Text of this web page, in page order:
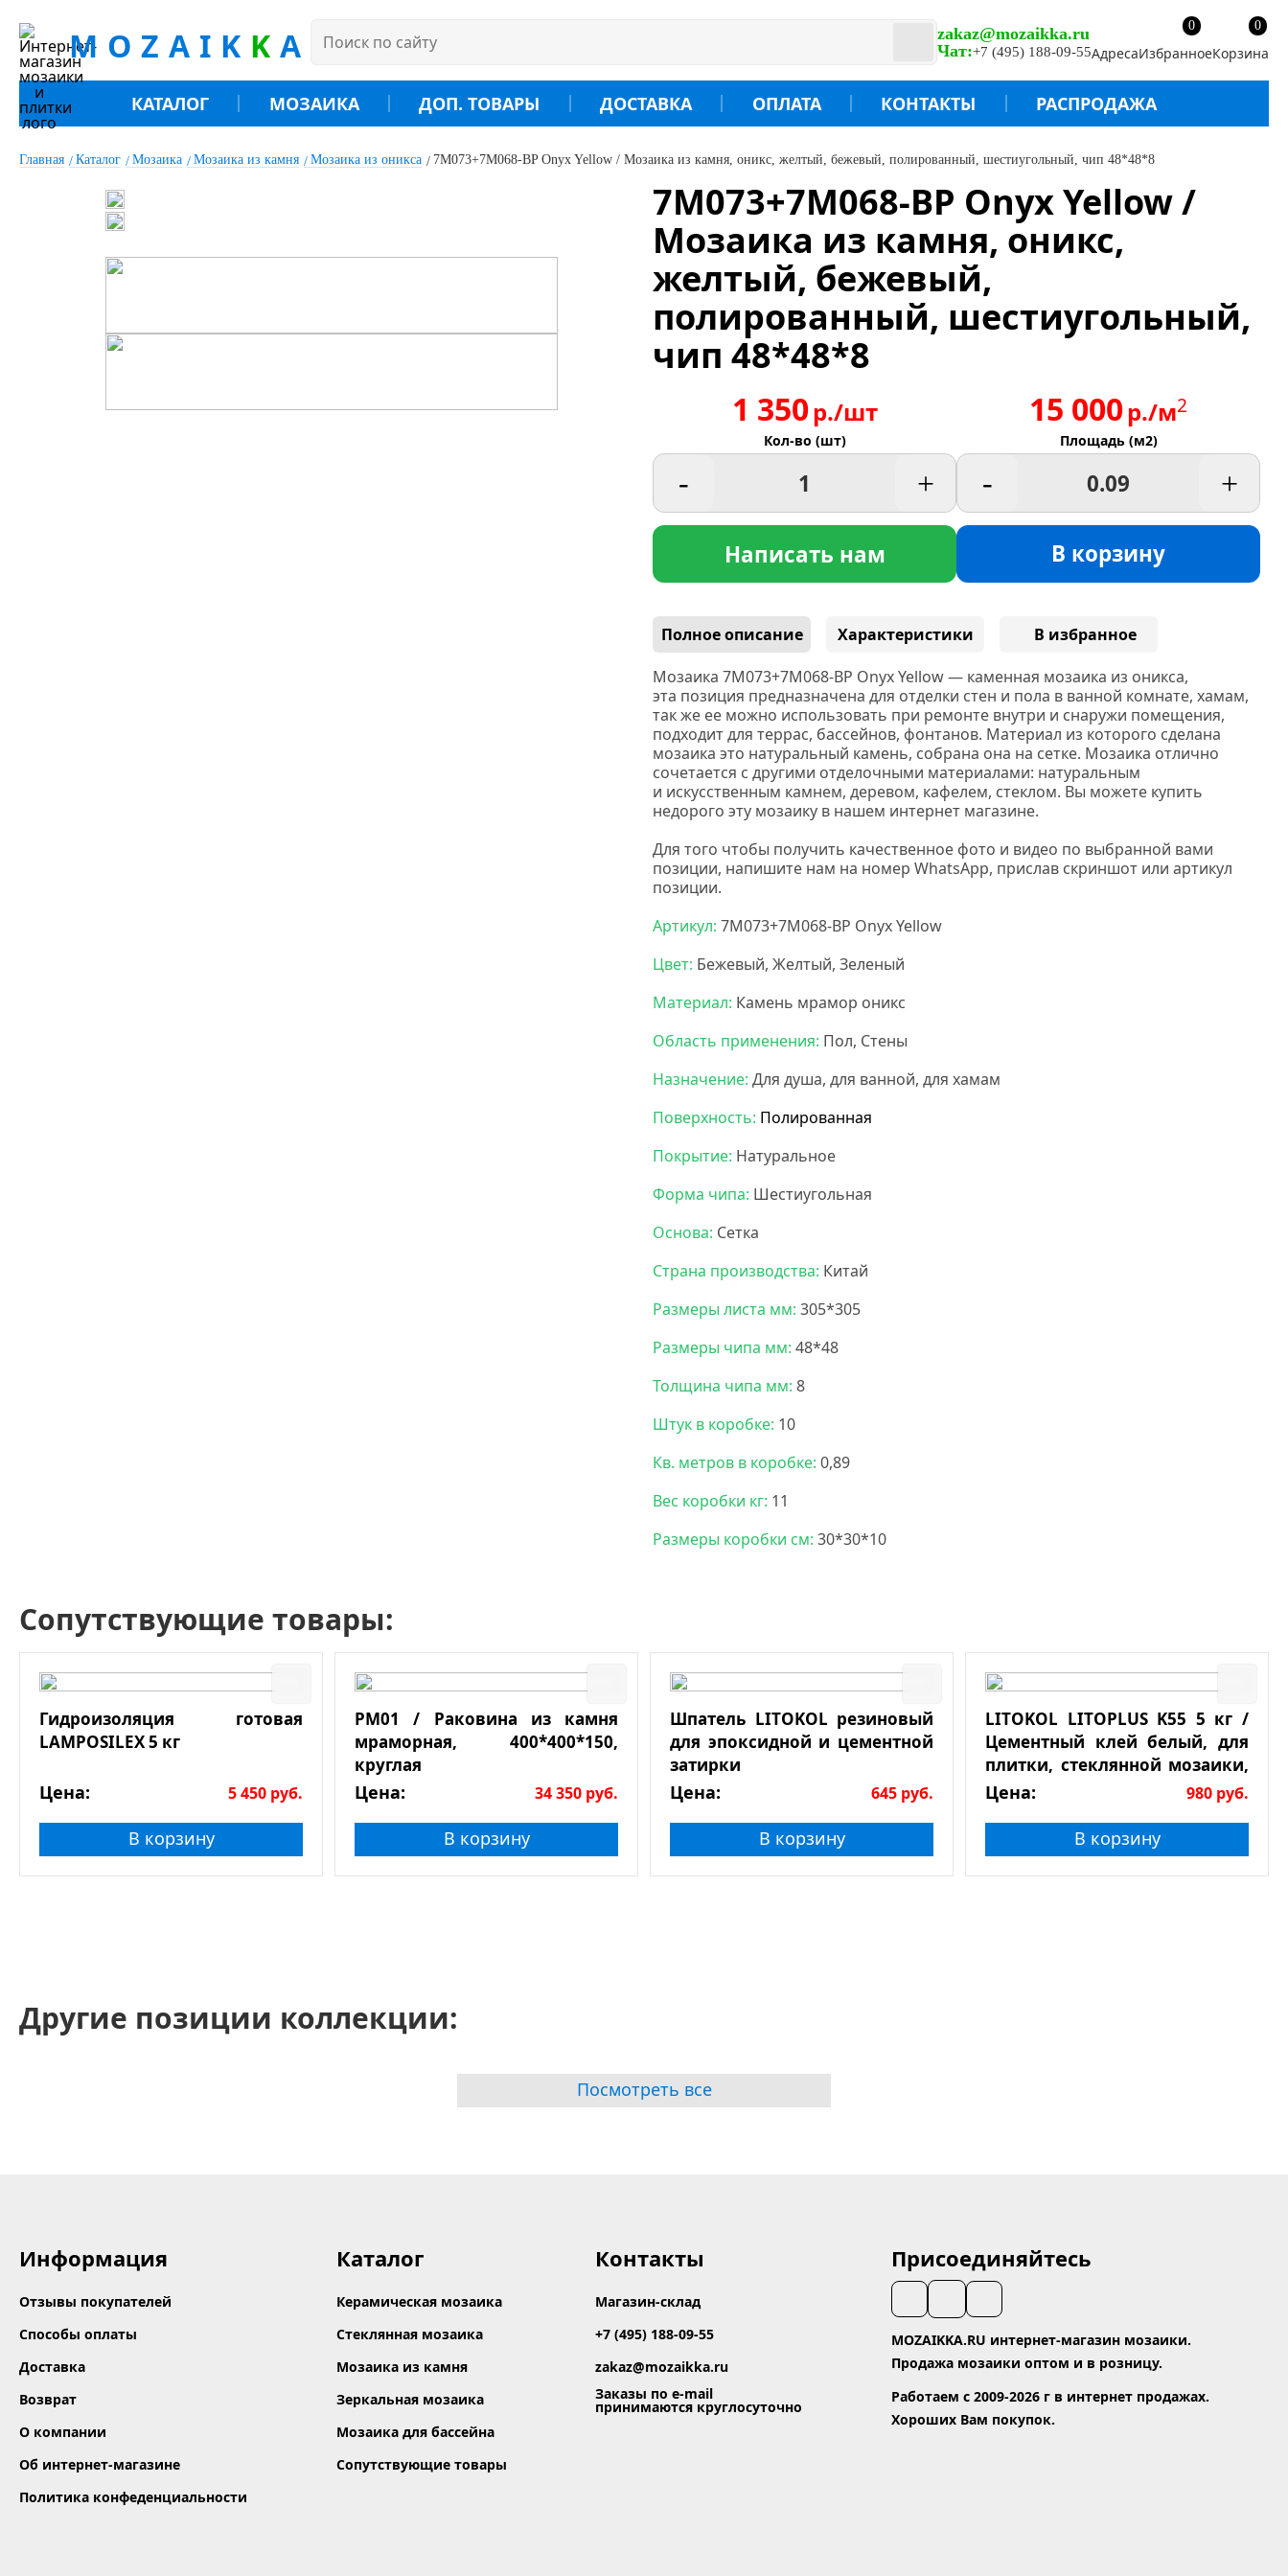
MOZAIK K A
zakaz@mozaikka.ru
Чат:+7 (495) 188-09-55Адреса
0
ИзбранноеКорзина
0
КАТАЛОГ МОЗАИКА ДОП. ТОВАРЫ ДОСТАВКА ОПЛАТА КОНТАКТЫ РАСПРОДАЖА
Главная Каталог Мозаика Мозаика из камня Мозаика из оникса 7M073+7M068-BP Onyx Yellow / Мозаика из камня, оникс, желтый, бежевый, полированный, шестиугольный, чип 48*48*8
7M073+7M068-BP Onyx Yellow /
Мозаика из камня, оникс,
желтый, бежевый,
полированный, шестиугольный,
чип 48*48*8
1 350р./шт
Кол-во (шт)
- +
Написать нам
15 000р./м2
Площадь (м2)
- +
В корзину
Полное описание Характеристики
В избранное
Мозаика 7M073+7M068-BP Onyx Yellow — каменная мозаика из оникса,
эта позиция предназначена для отделки стен и пола в ванной комнате, хамам,
так же ее можно использовать при ремонте внутри и снаружи помещения,
подходит для террас, бассейнов, фонтанов. Материал из которого сделана
мозаика это натуральный камень, собрана она на сетке. Мозаика отлично
сочетается с другими отделочными материалами: натуральным
и искусственным камнем, деревом, кафелем, стеклом. Вы можете купить
недорого эту мозаику в нашем интернет магазине.
Для того чтобы получить качественное фото и видео по выбранной вами
позиции, напишите нам на номер WhatsApp, прислав скриншот или артикул
позиции.
Артикул: 7M073+7M068-BP Onyx Yellow
Цвет: Бежевый, Желтый, Зеленый
Материал: Камень мрамор оникс
Область применения: Пол, Стены
Назначение: Для душа, для ванной, для хамам
Поверхность: Полированная
Покрытие: Натуральное
Форма чипа: Шестиугольная
Основа: Сетка
Страна производства: Китай
Размеры листа мм: 305*305
Размеры чипа мм: 48*48
Толщина чипа мм: 8
Штук в коробке: 10
Кв. метров в коробке: 0,89
Вес коробки кг: 11
Размеры коробки см: 30*30*10
Сопутствующие товары:
Гидроизоляция готовая
LAMPOSILEX 5 кг
Цена: 5 450 руб.
В корзину
РМ01 / Раковина из камня
мраморная, 400*400*150,
круглая
Цена: 34 350 руб.
В корзину
Шпатель LITOKOL резиновый
для эпоксидной и цементной
затирки
Цена: 645 руб.
В корзину
LITOKOL LITOPLUS K55 5 кг /
Цементный клей белый, для
плитки, стеклянной мозаики,
натурального камня
Цена: 980 руб.
В корзину
Другие позиции коллекции:
Посмотреть все
Информация
Отзывы покупателей
Способы оплаты
Доставка
Возврат
О компании
Об интернет-магазине
Политика конфеденциальности
Каталог
Керамическая мозаика
Стеклянная мозаика
Мозаика из камня
Зеркальная мозаика
Мозаика для бассейна
Сопутствующие товары
Контакты
Магазин-склад
+7 (495) 188-09-55
zakaz@mozaikka.ru
Заказы по e-mail
принимаются круглосуточно
Присоединяйтесь
MOZAIKKA.RU интернет-магазин мозаики.
Продажа мозаики оптом и в розницу.
Работаем с 2009-2026 г в интернет продажах.
Хороших Вам покупок.